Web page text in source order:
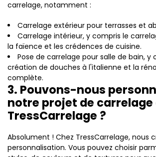
carrelage, notamment :
Carrelage extérieur pour terrasses et
Carrelage intérieur, y compris le
la faïence et les crédences de cuisine.
Pose de carrelage pour salle de bain, y
création de douches à l'italienne et la
complète.
3. Pouvons-nous
notre projet de carrelage
TressCarrelage ?
Absolument ! Chez TressCarrelage, nous
personnalisation. Vous pouvez choisir